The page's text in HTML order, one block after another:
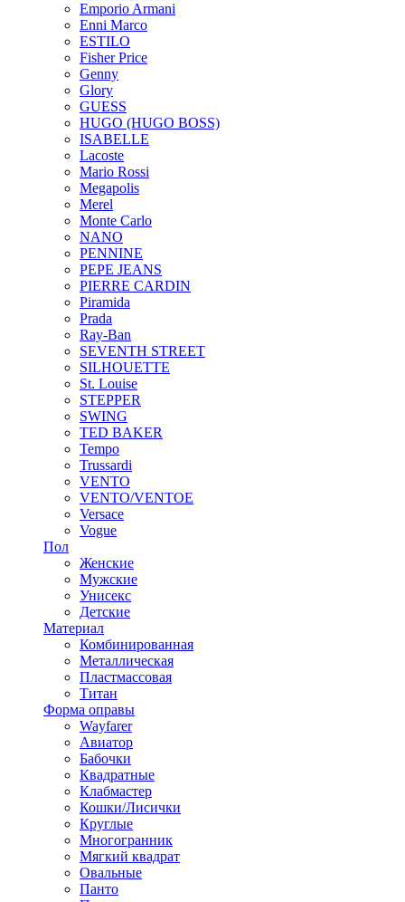
Emporio Armani
Enni Marco
ESTILO
Fisher Price
Genny
Glory
GUESS
HUGO (HUGO BOSS)
ISABELLE
Lacoste
Mario Rossi
Megapolis
Merel
Monte Carlo
NANO
PENNINE
PEPE JEANS
PIERRE CARDIN
Piramida
Prada
Ray-Ban
SEVENTH STREET
SILHOUETTE
St. Louise
STEPPER
SWING
TED BAKER
Tempo
Trussardi
VENTO
VENTO/VENTOE
Versace
Vogue
Пол
Женские
Мужские
Унисекс
Детские
Материал
Комбинированная
Металлическая
Пластмассовая
Титан
Форма оправы
Wayfarer
Авиатор
Бабочки
Квадратные
Клабмастер
Кошки/Лисички
Круглые
Многогранник
Мягкий квадрат
Овальные
Панто